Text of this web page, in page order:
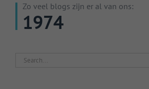
Zo veel blogs zijn er al van ons:
1974
Search